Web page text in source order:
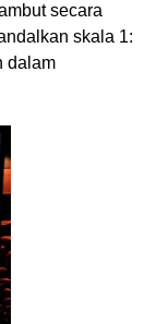
secara
skala 1:
dalam